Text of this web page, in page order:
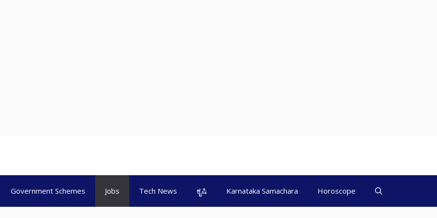
Government Schemes Jobs Tech News ಕೃಷಿ Karnataka Samachara Horoscope